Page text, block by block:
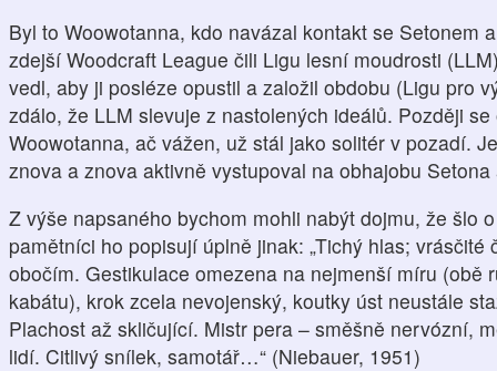
Byl to Woowotanna, kdo navázal kontakt se Setonem
zdejší Woodcraft League čili Ligu lesní moudrosti
vedl, aby ji posléze opustil a založil obdobu (Ligu pro
zdálo, že LLM slevuje z nastolených ideálů. Později
Woowotanna, ač vážen, už stál jako solitér v pozadí.
znova a znova aktivně vystupoval na obhajobu
Z výše napsaného bychom mohli nabýt dojmu, že šlo
pamětníci ho popisují úplně jinak: „Tichý hlas;
obočím. Gestikulace omezena na nejmenší míru (obě
kabátu), krok zcela nevojenský, koutky úst neustále
Plachost až skličující. Mistr pera – směšně nervózní,
lidí. Citlivý snílek, samotář…“ (Niebauer, 1951)